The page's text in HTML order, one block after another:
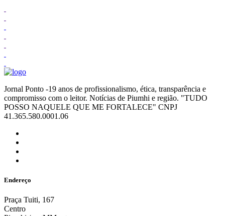
Jornal Ponto -19 anos de profissionalismo, ética, transparência e
compromisso com o leitor. Notícias de Piumhi e região. "TUDO
POSSO NAQUELE QUE ME FORTALECE" CNPJ
41.365.580.0001.06
Endereço
Praça Tuiti, 167
Centro